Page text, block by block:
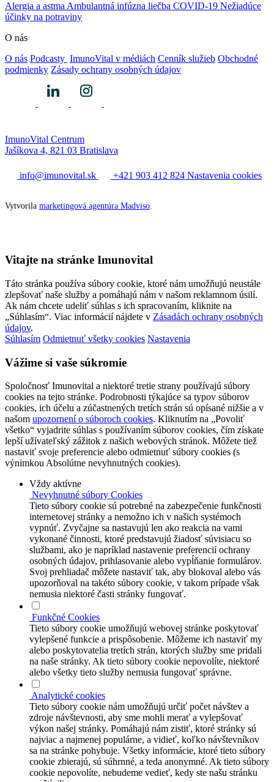
Alergia a astmaAmbulantná infúzna liečba COVID-19 Nežiadúce
účinky na potraviny
O nás
O nás Podcasty ImunoVital v médiách Cenník služieb Obchodné
podmienky Zásady ochrany osobných údajov
ImunoVital Centrum
Jašíkova 4, 821 03 Bratislava
info@imunovital.sk +421 903 412 824 Nastavenia cookies
Vytvorila marketingová agentúra Madviso.
Vitajte na stránke Imunovital
Táto stránka používa súbory cookie, ktoré nám umožňujú neustále
zlepšovať naše služby a pomáhajú nám v našom reklamnom úsilí.
Ak nám chcete udeliť súhlas s ich spracovaním, kliknite na
„Súhlasím“. Viac informácií nájdete v Zásadách ochrany osobných
údajov.
Súhlasím Odmietnuť všetky cookies Nastavenia
Vážime si vaše súkromie
Spoločnosť Imunovital a niektoré tretie strany používajú súbory
cookies na tejto stránke. Podrobnosti týkajúce sa typov súborov
cookies, ich účelu a zúčastnených tretích strán sú opísané nižšie a v
našom upozornení o súboroch cookies. Kliknutím na „Povoliť
všetko“ vyjadrite súhlas s používaním súborov cookies, čím získate
lepší užívateľský zážitok z našich webových stránok. Môžete tiež
nastaviť svoje preferencie alebo odmietnuť súbory cookies (s
výnimkou Absolútne nevyhnutných cookies).
Vždy aktívne
Nevyhnutné súbory Cookies
Tieto súbory cookie sú potrebné na zabezpečenie funkčnosti
internetovej stránky a nemožno ich v našich systémoch
vypnúť. Zvyčajne sa nastavujú len ako reakcia na vami
vykonané činnosti, ktoré predstavujú žiadosť súvisiacu so
službami, ako je napríklad nastavenie preferencií ochrany
osobných údajov, prihlasovanie alebo vypĺňanie formulárov.
Svoj prehliadač môžete nastaviť tak, aby blokoval alebo vás
upozorňoval na takéto súbory cookie, v takom prípade však
nemusia niektoré časti stránky fungovať.
Funkčné Cookies
Tieto súbory cookie umožňujú webovej stránke poskytovať
vylepšené funkcie a prispôsobenie. Môžeme ich nastaviť my
alebo poskytovatelia tretích strán, ktorých služby sme pridali
na naše stránky. Ak tieto súbory cookie nepovolíte, niektoré
alebo všetky tieto služby nemusia fungovať správne.
Analytické cookies
Tieto súbory cookie nám umožňujú určiť počet návštev a
zdroje návštevnosti, aby sme mohli merať a vylepšovať
výkon našej stránky. Pomáhajú nám zistiť, ktoré stránky sú
najviac a najmenej populárne, a vidieť, koľko návštevníkov
sa na stránke pohybuje. Všetky informácie, ktoré tieto súbory
cookie zbierajú, sú súhrnné, a teda anonymné. Ak tieto súbory
cookie nepovolíte, nebudeme vedieť, kedy ste našu stránku